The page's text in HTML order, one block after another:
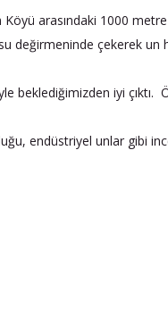
Köyü arasındaki 1000
değirmeninde çekerek un
beklediğimizden iyi çıktı.
endüstriyel unlar gibi